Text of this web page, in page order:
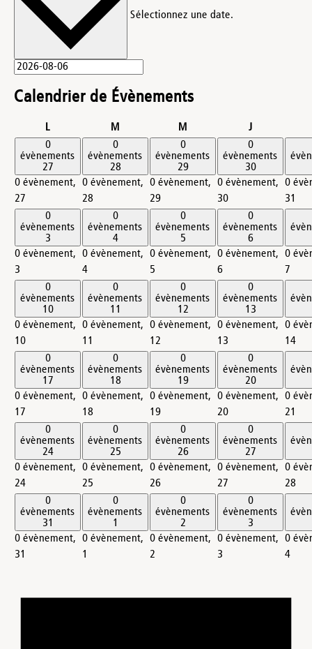
Sélectionnez une date.
Calendrier de Évènements
Llundi M M Jjeudi
0
évènements
27
0 évènement,
27
0
évènements
28
0 évènement,
28
0
évènements
29
0 évènement,
29
0
évènements
30
0 évènement,
30
0
31
0
évènements
3
0 évènement,
3
0
évènements
4
0 évènement,
4
0
évènements
5
0 évènement,
5
0
évènements
6
0 évènement,
6
0
7
0
évènements
10
0 évènement,
10
0
évènements
11
0 évènement,
11
0
évènements
12
0 évènement,
12
0
évènements
13
0 évènement,
13
0
14
0
évènements
17
0 évènement,
17
0
évènements
18
0 évènement,
18
0
évènements
19
0 évènement,
19
0
évènements
20
0 évènement,
20
0
21
0
évènements
24
0 évènement,
24
0
évènements
25
0 évènement,
25
0
évènements
26
0 évènement,
26
0
évènements
27
0 évènement,
27
0
28
0
évènements
31
0 évènement,
31
0
évènements
1
0 évènement,
1
0
évènements
2
0 évènement,
2
0
évènements
3
0 évènement,
3
0
4